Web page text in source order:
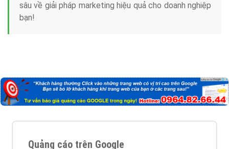
sâu về giải pháp marketing hiệu quả cho doanh nghiệp
bạn!
Quảng cáo trên Google